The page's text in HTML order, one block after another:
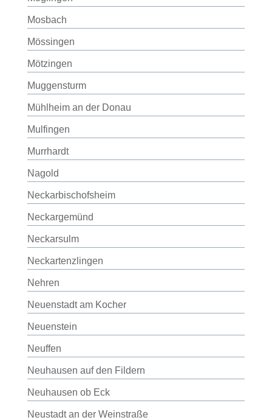
Mosbach
Mössingen
Mötzingen
Muggensturm
Mühlheim an der Donau
Mulfingen
Murrhardt
Nagold
Neckarbischofsheim
Neckargemünd
Neckarsulm
Neckartenzlingen
Nehren
Neuenstadt am Kocher
Neuenstein
Neuffen
Neuhausen auf den Fildern
Neuhausen ob Eck
Neustadt an der Weinstraße